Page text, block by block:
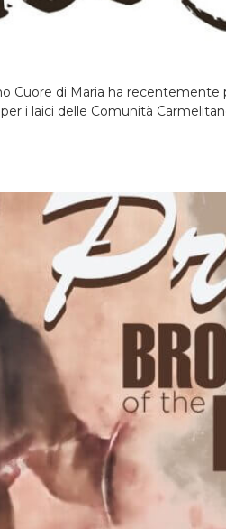
Cuore di Maria ha recentemente
i laici delle Comunità